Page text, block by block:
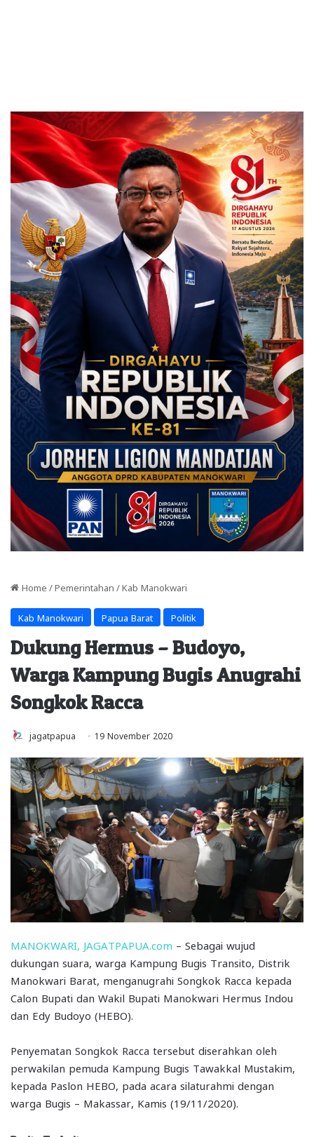
Home / Pemerintahan / Kab Manokwari
Kab Manokwari Papua Barat Politik
Dukung Hermus – Budoyo,
Warga Kampung Bugis Anugrahi
Songkok Racca
jagatpapua 19 November 2020
MANOKWARI, JAGATPAPUA.com – Sebagai wujud
dukungan suara, warga Kampung Bugis Transito, Distrik
Manokwari Barat, menganugrahi Songkok Racca kepada
Calon Bupati dan Wakil Bupati Manokwari Hermus Indou
dan Edy Budoyo (HEBO).
Penyematan Songkok Racca tersebut diserahkan oleh
perwakilan pemuda Kampung Bugis Tawakkal Mustakim,
kepada Paslon HEBO, pada acara silaturahmi dengan
warga Bugis – Makassar, Kamis (19/11/2020).